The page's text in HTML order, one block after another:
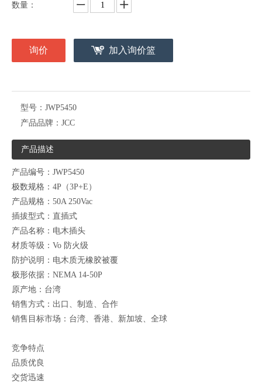
数量：
询价 加入询价篮
型号： JWP5450
产品品牌： JCC
产品描述
产品编号：JWP5450
极数规格：4P（3P+E）
产品规格：50A 250Vac
插拔型式：直插式
产品名称：电木插头
材质等级：Vo 防火级
防护说明：电木质无橡胶被覆
极形依据：NEMA 14-50P
原产地：台湾
销售方式：出口、制造、合作
销售目标市场：台湾、香港、新加坡、全球
竞争特点
品质优良
交货迅速